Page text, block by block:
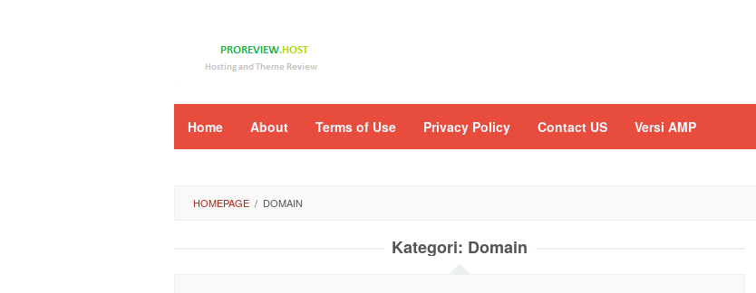
Home About Terms of Use Privacy Policy Contact US Versi AMP
HOMEPAGE / DOMAIN
Kategori: Domain